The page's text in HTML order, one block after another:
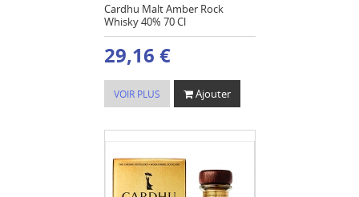
Cardhu Malt Amber Rock
Whisky 40% 70 Cl
29,16 €
VOIR PLUS Ajouter